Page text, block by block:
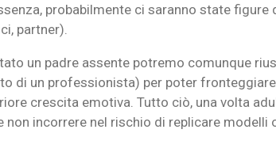
probabilmente ci saranno state
partner).
un padre assente potremo comunque
di un professionista) per poter
crescita emotiva. Tutto ciò, una volta
incorrere nel rischio di replicare modelli